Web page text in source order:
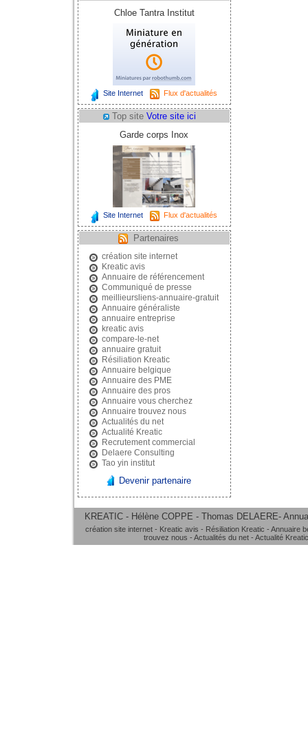
Chloe Tantra Institut
Site Internet Flux d'actualités
Top site Votre site ici
Garde corps Inox
Site Internet Flux d'actualités
Partenaires
création site internet
Kreatic avis
Annuaire de référencement
Communiqué de presse
meillieursliens-annuaire-gratuit
Annuaire généraliste
annuaire entreprise
kreatic avis
compare-le-net
annuaire gratuit
Résiliation Kreatic
Annuaire belgique
Annuaire des PME
Annuaire des pros
Annuaire vous cherchez
Annuaire trouvez nous
Actualités du net
Actualité Kreatic
Recrutement commercial
Delaere Consulting
Tao yin institut
Devenir partenaire
KREATIC - Hélène COPPE - Thomas DELAERE-
création site internet- Kreatic avis - Résiliation Kreatic - Annuaire
trouvez nous - Actualités du net - Actualité Kreatic